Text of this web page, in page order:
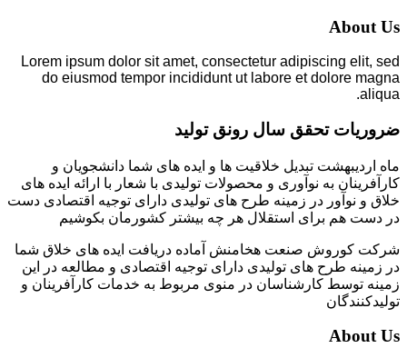
About Us
Lorem ipsum dolor sit amet, consectetur adipiscing elit, sed
do eiusmod tempor incididunt ut labore et dolore magna
aliqua.
ضروریات تحقق سال رونق تولید
ماه اردیبهشت تبدیل خلاقیت ها و ایده های شما دانشجویان و
کارآفرینان به نوآوری و محصولات تولیدی با شعار با ارائه ایده های
خلاق و نوآور در زمینه طرح های تولیدی دارای توجیه اقتصادی دست
در دست هم برای استقلال هر چه بیشتر کشورمان بکوشیم
شرکت کوروش صنعت هخامنش آماده دریافت ایده های خلاق شما
در زمینه طرح های تولیدی دارای توجیه اقتصادی و مطالعه در این
زمینه توسط کارشناسان در منوی مربوط به خدمات کارآفرینان و
تولیدکنندگان
About Us